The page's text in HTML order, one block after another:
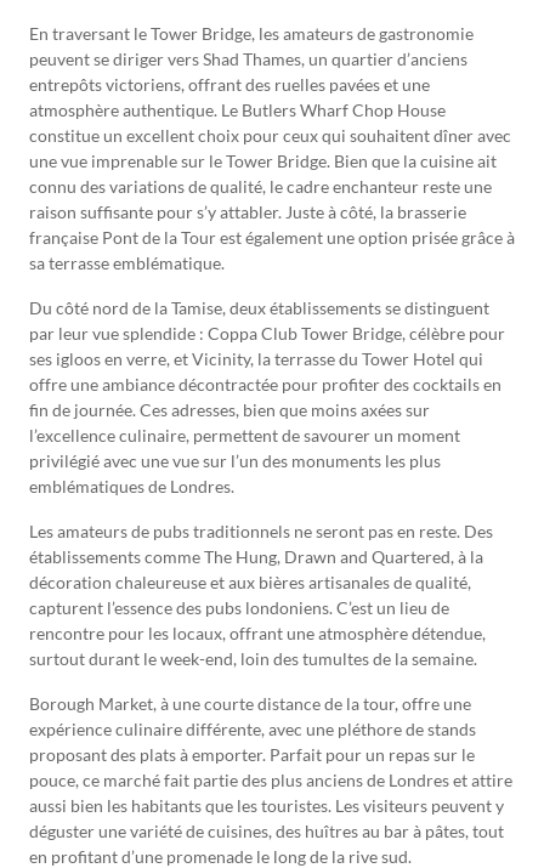
En traversant le Tower Bridge, les amateurs de gastronomie
peuvent se diriger vers Shad Thames, un quartier d’anciens
entrepôts victoriens, offrant des ruelles pavées et une
atmosphère authentique. Le Butlers Wharf Chop House
constitue un excellent choix pour ceux qui souhaitent dîner avec
une vue imprenable sur le Tower Bridge. Bien que la cuisine ait
connu des variations de qualité, le cadre enchanteur reste une
raison suffisante pour s’y attabler. Juste à côté, la brasserie
française Pont de la Tour est également une option prisée grâce à
sa terrasse emblématique.
Du côté nord de la Tamise, deux établissements se distinguent
par leur vue splendide : Coppa Club Tower Bridge, célèbre pour
ses igloos en verre, et Vicinity, la terrasse du Tower Hotel qui
offre une ambiance décontractée pour profiter des cocktails en
fin de journée. Ces adresses, bien que moins axées sur
l’excellence culinaire, permettent de savourer un moment
privilégié avec une vue sur l’un des monuments les plus
emblématiques de Londres.
Les amateurs de pubs traditionnels ne seront pas en reste. Des
établissements comme The Hung, Drawn and Quartered, à la
décoration chaleureuse et aux bières artisanales de qualité,
capturent l’essence des pubs londoniens. C’est un lieu de
rencontre pour les locaux, offrant une atmosphère détendue,
surtout durant le week-end, loin des tumultes de la semaine.
Borough Market, à une courte distance de la tour, offre une
expérience culinaire différente, avec une pléthore de stands
proposant des plats à emporter. Parfait pour un repas sur le
pouce, ce marché fait partie des plus anciens de Londres et attire
aussi bien les habitants que les touristes. Les visiteurs peuvent y
déguster une variété de cuisines, des huîtres au bar à pâtes, tout
en profitant d’une promenade le long de la rive sud.